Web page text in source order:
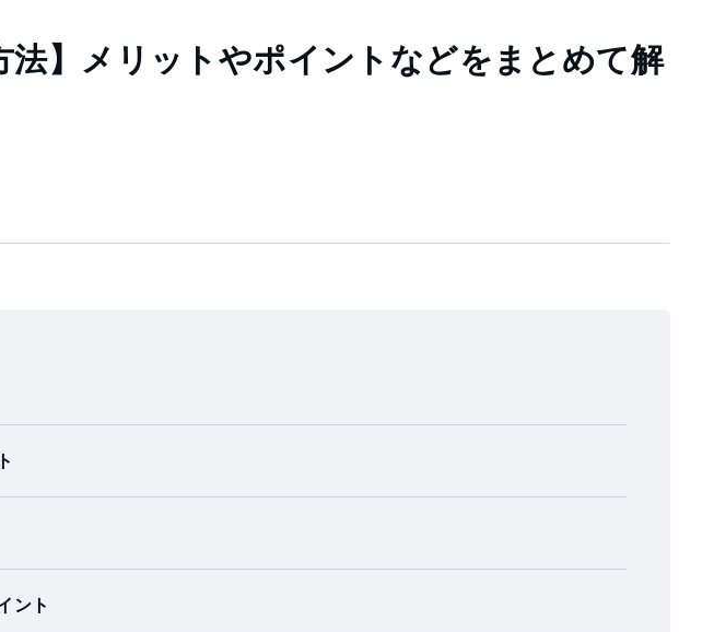
法】メリットやポイントなどをまとめて解
ント